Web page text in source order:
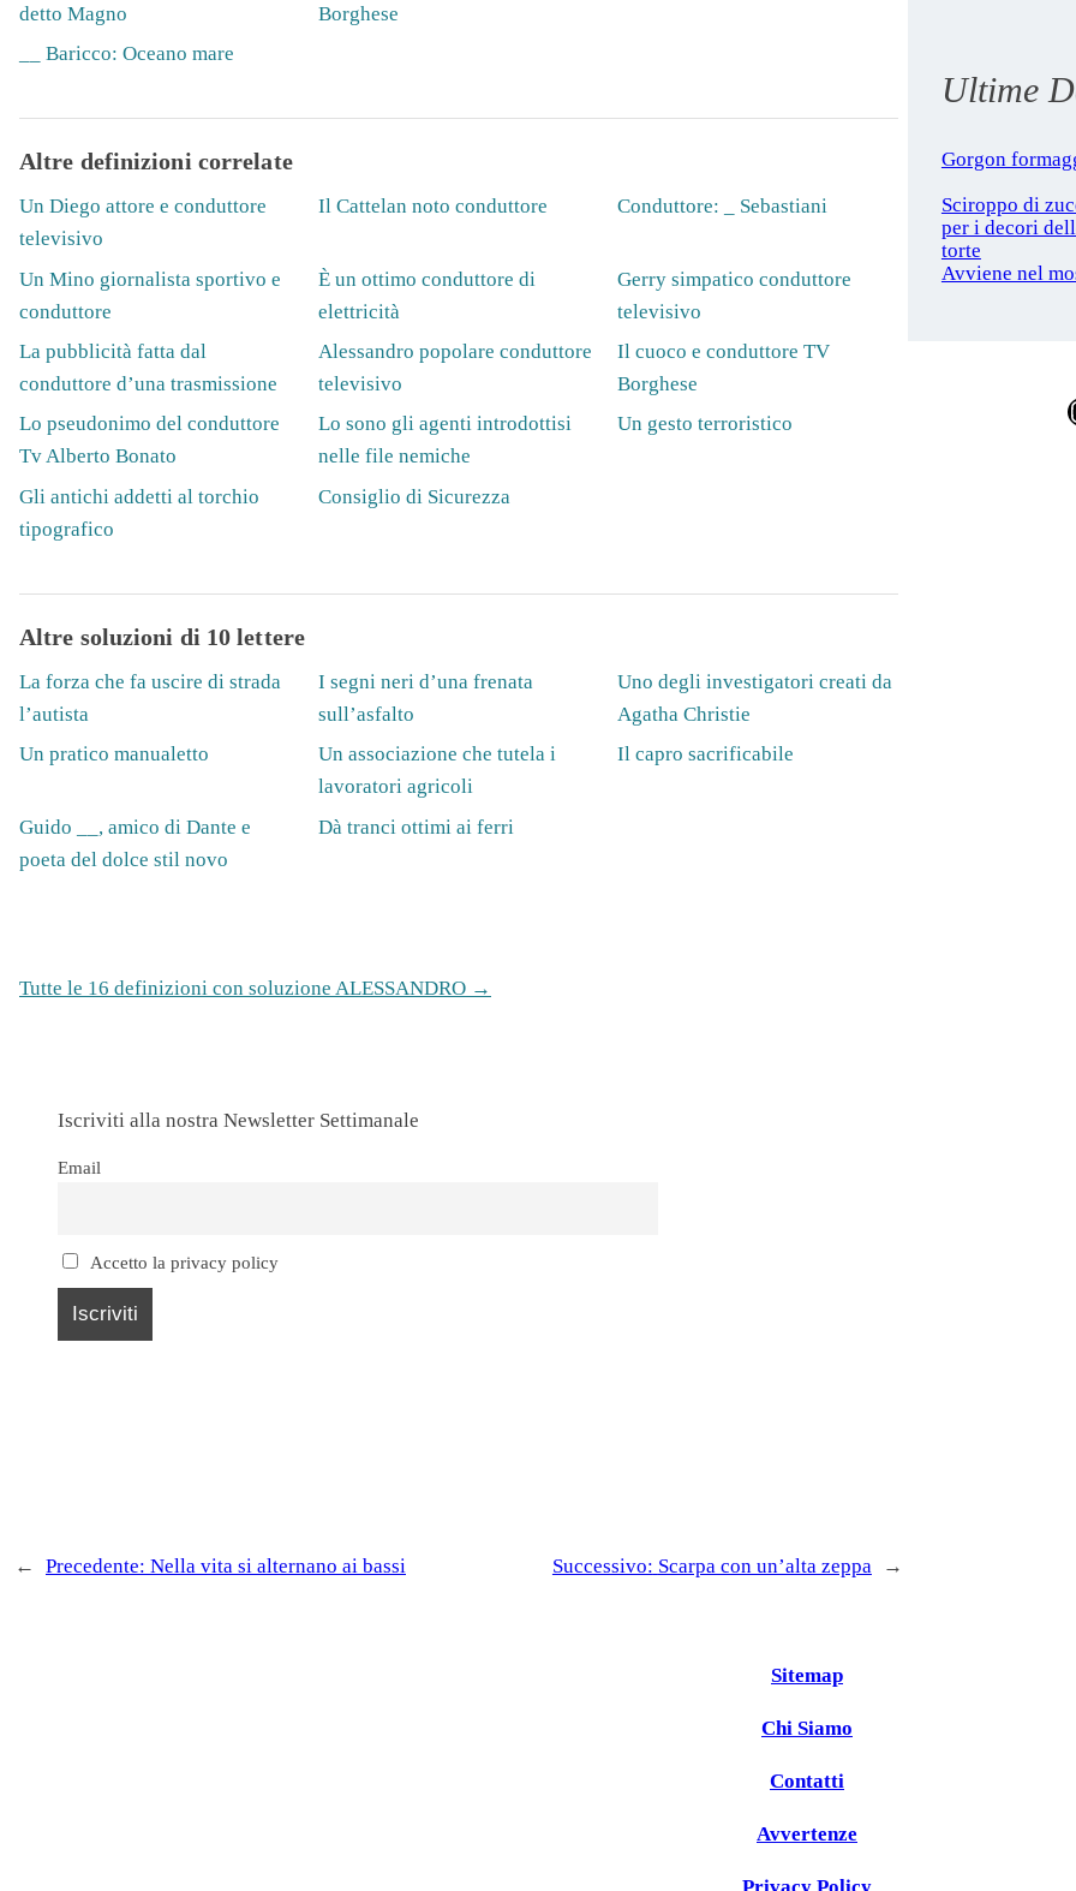
detto Magno
Borghese
__ Baricco: Oceano mare
Altre definizioni correlate
Un Diego attore e conduttore
televisivo
Il Cattelan noto conduttore Conduttore: _ Sebastiani
Un Mino giornalista sportivo e
conduttore
È un ottimo conduttore di
elettricità
Gerry simpatico conduttore
televisivo
La pubblicità fatta dal
conduttore d’una trasmissione
Alessandro popolare conduttore
televisivo
Il cuoco e conduttore TV
Borghese
Lo pseudonimo del conduttore
Tv Alberto Bonato
Lo sono gli agenti introdottisi
nelle file nemiche
Un gesto terroristico
Gli antichi addetti al torchio
tipografico
Consiglio di Sicurezza
Altre soluzioni di 10 lettere
La forza che fa uscire di strada
l’autista
I segni neri d’una frenata
sull’asfalto
Uno degli investigatori creati da
Agatha Christie
Un pratico manualetto
Un associazione che tutela i
lavoratori agricoli
Il capro sacrificabile
Guido __, amico di Dante e
poeta del dolce stil novo
Dà tranci ottimi ai ferri
Tutte le 16 definizioni con soluzione ALESSANDRO →
Iscriviti alla nostra Newsletter Settimanale
Email
Accetto la privacy policy
← Precedente: Nella vita si alternano ai bassi Successivo: Scarpa con un’alta zeppa →
Ultime
Gorgon
Sciroppo di
per i decori
torte
Avviene nel
Sitemap
Chi Siamo
Contatti
Avvertenze